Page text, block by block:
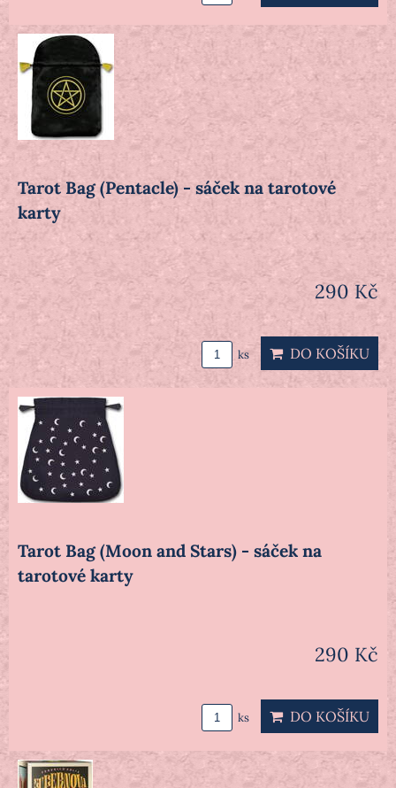
Tarot Bag (Pentacle) - sáček na tarotové
karty
290 Kč
ks DO KOŠÍKU
Tarot Bag (Moon and Stars) - sáček na
tarotové karty
290 Kč
ks DO KOŠÍKU